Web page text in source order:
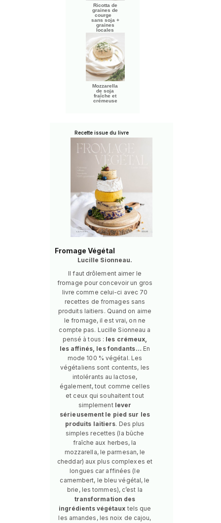
Ricotta de
graines de
courge
sans soja +
graines
locales
Mozzarella
de soja
fraîche et
crémeuse
Recette issue du livre
Fromage Végétal
Lucille Sionneau.
Il faut drôlement aimer le
fromage pour concevoir un gros
livre comme celui-ci avec 70
recettes de fromages sans
produits laitiers. Quand on aime
le fromage, il est vrai, on ne
compte pas. Lucille Sionneau a
pensé à tous : les crémeux,
les affinés, les fondants… En
mode 100 % végétal. Les
végétaliens sont contents, les
intolérants au lactose,
également, tout comme celles
et ceux qui souhaitent tout
simplementlever
sérieusement le pied sur les
produits laitiers. Des plus
simples recettes (la bûche
fraîche aux herbes, la
mozzarella, le parmesan, le
cheddar) aux plus complexes et
longues car affinées (le
camembert, le bleu végétal, le
brie, les tommes), c’est la
transformation des
ingrédients végétaux tels que
les amandes, les noix de cajou,